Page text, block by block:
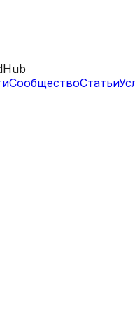
СообществоСтатьи